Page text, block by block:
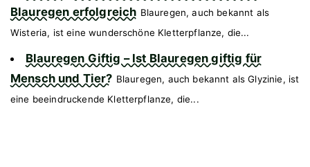
Blauregen erfolgreich Blauregen, auch bekannt als
Wisteria, ist eine wunderschöne Kletterpflanze, die...
Blauregen Giftig – Ist Blauregen giftig für
Mensch und Tier? Blauregen, auch bekannt als Glyzinie, ist
eine beeindruckende Kletterpflanze, die...